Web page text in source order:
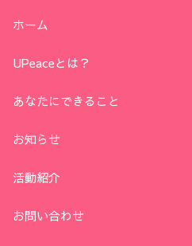
ホーム
UPeaceとは？
あなたにできること
お知らせ
活動紹介
お問い合わせ